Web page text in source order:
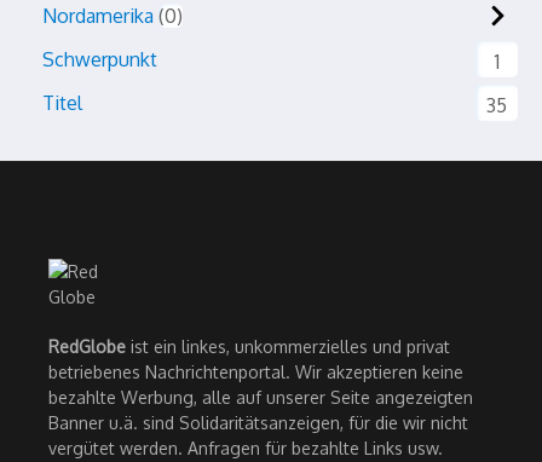
Nordamerika 0
Schwerpunkt
1
Titel
35
RedGlobe ist ein linkes, unkommerzielles und privat
betriebenes Nachrichtenportal. Wir akzeptieren keine
bezahlte Werbung, alle auf unserer Seite angezeigten
Banner u.ä. sind Solidaritätsanzeigen, für die wir nicht
vergütet werden. Anfragen für bezahlte Links usw.